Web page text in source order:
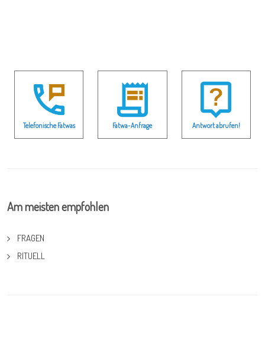
Telefonische Fatwas Fatwa-Anfrage Antwort abrufen!
Am meisten empfohlen
FRAGEN
RITUELL